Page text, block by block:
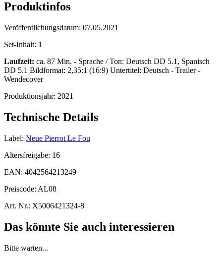
Produktinfos
Veröffentlichungsdatum: 07.05.2021
Set-Inhalt: 1
Laufzeit: ca. 87 Min. - Sprache / Ton: Deutsch DD 5.1, Spanisch
DD 5.1 Bildformat: 2,35:1 (16:9) Untertitel: Deutsch - Trailer -
Wendecover
Produktionsjahr: 2021
Technische Details
Label: Neue Pierrot Le Fou
Altersfreigabe: 16
EAN: 4042564213249
Preiscode: AL08
Art. Nr.: X5006421324-8
Das könnte Sie auch interessieren
Bitte warten...